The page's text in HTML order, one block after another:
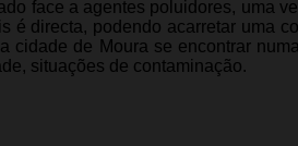
face a agentes poluidores, uma
directa, podendo acarretar uma
cidade de Moura se encontrar
situações de contaminação.